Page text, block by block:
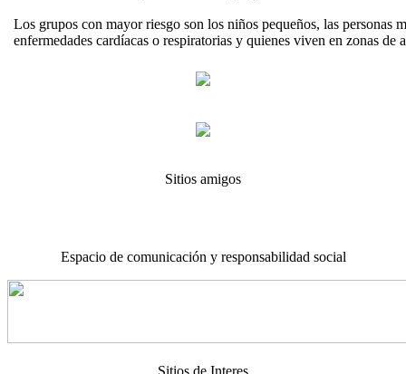
Los grupos con mayor riesgo son los niños pequeños, las personas
enfermedades cardíacas o respiratorias y quienes viven en zonas de
Sitios amigos
Espacio de comunicación y responsabilidad social
Sitios de Interes